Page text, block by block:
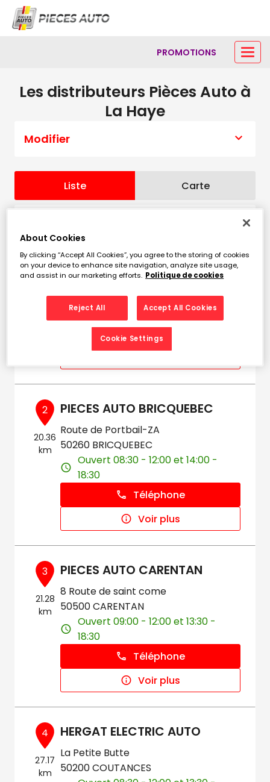
PROMOTIONS
Les distributeurs Pièces Auto à
La Haye
Modifier
Liste Carte
606 m
5 Les Hauts Vents
50250 LAHAYE
Ouvert 09:00 - 12:00 et 13:30 -
18:30
Téléphone
2
20.36
km
PIECES AUTO BRICQUEBEC
Route de Portbail-ZA
50260 BRICQUEBEC
Ouvert 08:30 - 12:00 et 14:00 -
18:30
Téléphone
Voir plus
3
21.28
km
PIECES AUTO CARENTAN
8 Route de saint come
50500 CARENTAN
Ouvert 09:00 - 12:00 et 13:30 -
18:30
Téléphone
Voir plus
4
27.17
km
HERGAT ELECTRIC AUTO
La Petite Butte
50200 COUTANCES
About Cookies
By clicking “Accept All Cookies”, you agree to the storing of cookies
on your device to enhance site navigation, analyze site usage,
and assist in our marketing efforts. Politique de cookies
Reject All Accept All Cookies
Cookie Settings